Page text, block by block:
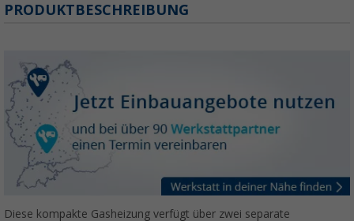
PRODUKTBESCHREIBUNG
Diese kompakte Gasheizung verfügt über zwei separate